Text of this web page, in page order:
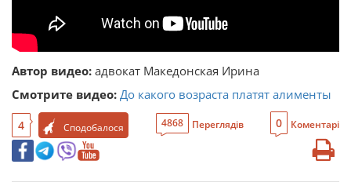
Автор видео: адвокат Македонская Ирина
Смотрите видео: До какого возраста платят алименты
4 Сподобалося 4868 Переглядів 0 Коментарі